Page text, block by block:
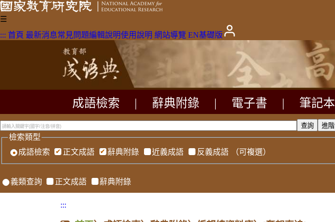
☰
::: 首頁 最新消息常見問題編輯說明使用說明 網站導覽 EN基礎版
成語檢索 辭典附錄 電子書 筆記本
檢索類型
成語檢索
正文成語 辭典附錄 近義成語 反義成語 （可複選）
義類查詢 正文成語 辭典附錄
:::